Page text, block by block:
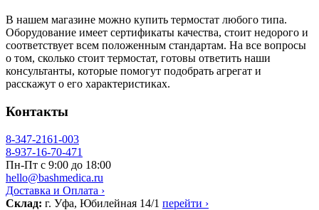
В нашем магазине можно купить термостат любого типа.
Оборудование имеет сертификаты качества, стоит недорого и
соответствует всем положенным стандартам. На все вопросы
о том, сколько стоит термостат, готовы ответить наши
консультанты, которые помогут подобрать агрегат и
расскажут о его характеристиках.
Контакты
8-347-2161-003
8-937-16-70-471
Пн-Пт с 9:00 до 18:00
hello@bashmedica.ru
Доставка и Оплата ›
Склад: г. Уфа, Юбилейная 14/1 перейти ›